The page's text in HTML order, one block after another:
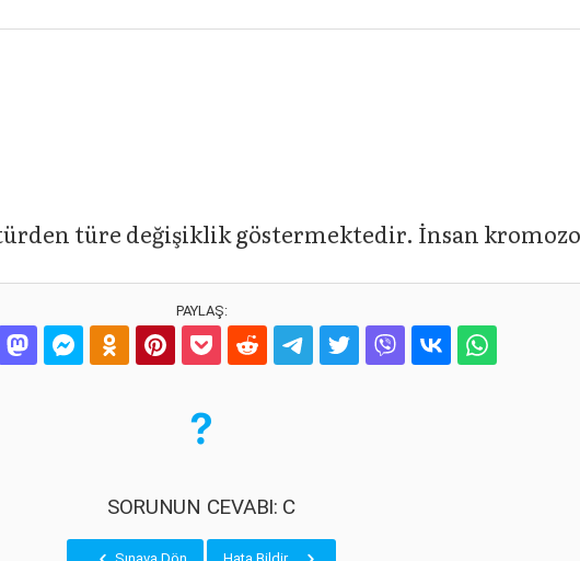
türe değişiklik göstermektedir. İnsan
PAYLAŞ:
SORUNUN CEVABI: C